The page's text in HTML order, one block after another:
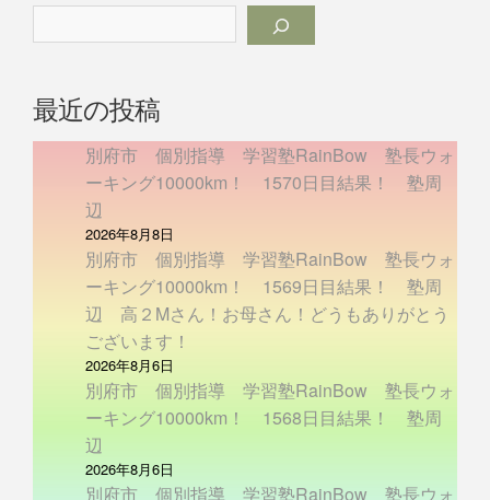
最近の投稿
別府市 個別指導 学習塾RainBow 塾長ウォ
ーキング10000km！ 1570日目結果！ 塾周
辺
2026年8月8日
別府市 個別指導 学習塾RainBow 塾長ウォ
ーキング10000km！ 1569日目結果！ 塾周
辺 高２Mさん！お母さん！どうもありがとう
ございます！
2026年8月6日
別府市 個別指導 学習塾RainBow 塾長ウォ
ーキング10000km！ 1568日目結果！ 塾周
辺
2026年8月6日
別府市 個別指導 学習塾RainBow 塾長ウォ